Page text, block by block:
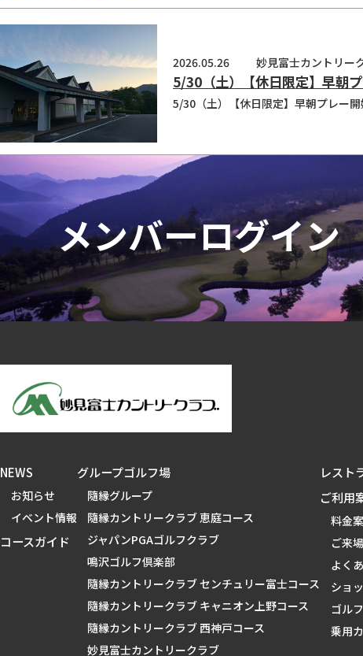
2026.05.26 妙見富士カントリー
5/30（土）【休日限定】早朝
NEWS
お知らせ
イベント情報
コースガイド
グループゴルフ場
隨縁グループ
隨縁カントリークラブ 恵庭コース
ジャパンPGAゴルフクラブ
鳴沢ゴルフ倶楽部
隨縁カントリークラブ センチュリー富士コース
隨縁カントリークラブ キャニオン上野コース
隨縁カントリークラブ 西神戸コース
妙見富士カントリークラブ
レスト
ご利用
料金
ご来
よく
ショ
ゴル
乗用